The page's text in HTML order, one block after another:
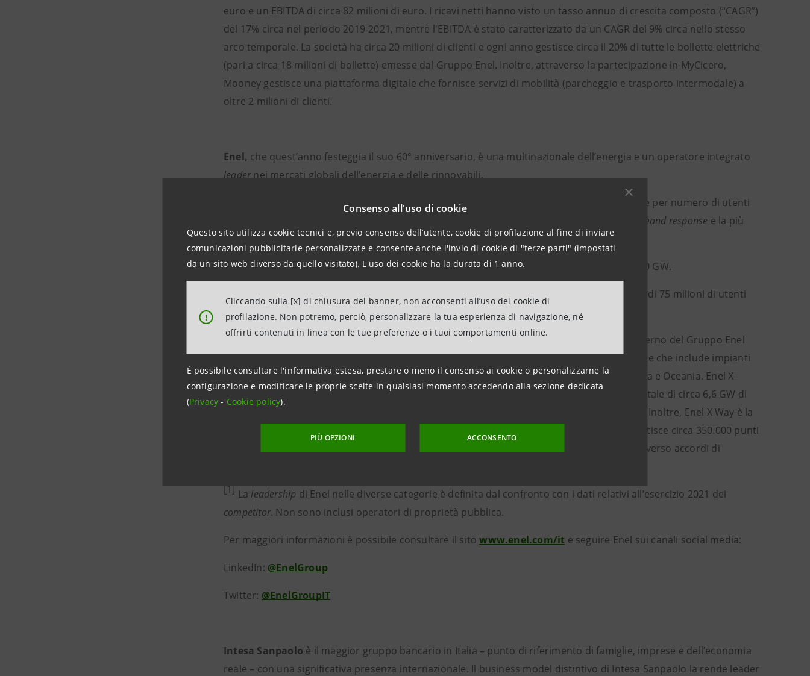
Consenso all'uso di cookie
Questo sito utilizza cookie tecnici e, previo consenso dell’utente, cookie di profilazione al fine di inviare
comunicazioni pubblicitarie personalizzate e consente anche l'invio di cookie di "terze parti" (impostati
da un sito web diverso da quello visitato). L'uso dei cookie ha la durata di 1 anno.
!
Cliccando sulla [x] di chiusura del banner, non acconsenti all’uso dei cookie di
profilazione. Non potremo, perciò, personalizzare la tua esperienza di navigazione, né
offrirti contenuti in linea con le tue preferenze o i tuoi comportamenti online.
È possibile consultare l'informativa estesa, prestare o meno il consenso ai cookie o personalizzarne la
configurazione e modificare le proprie scelte in qualsiasi momento accedendo alla sezione dedicata
(Privacy- Cookie policy).
PIÙ OPZIONI ACCONSENTO
euro e un EBITDA di circa 82 milioni di euro. I ricavi netti hanno visto un tasso annuo di crescita composto (“CAGR”)
del 17% circa nel periodo 2019-2021, mentre l'EBITDA è stato caratterizzato da un CAGR del 9% circa nello stesso
arco temporale. La società ha circa 20 milioni di clienti e ogni anno gestisce circa il 20% di tutte le bollette elettriche
(pari a circa 18 milioni di bollette) emesse dal Gruppo Enel. Inoltre, attraverso la partecipazione in MyCicero,
Mooney gestisce una piattaforma digitale che fornisce servizi di mobilità (parcheggio e trasporto intermodale) a
oltre 2 milioni di clienti.
Enel, che quest’anno festeggia il suo 60° anniversario, è una multinazionale dell’energia e un operatore integrato
leadernei mercati globali dell’energia e delle rinnovabili.
A livello mondiale, è il più grande operatore privato di rinnovabili, il primo operatore di rete per numero di utenti
demand response e la più
grandeutilityeuropea per EBITDA ordinario[1].
Enel è presente in 30 paesi nel mondo e produce energia con una capacità totale di oltre 90 GW.
Enel distribuisce energia elettrica attraverso una rete di oltre 2,2 milioni di chilometri a più di 75 milioni di utenti
finali.
Il Gruppo fornisce energia a circa 70 milioni di case e aziende. Enel Green Power, che all’interno del Gruppo Enel
gestisce le rinnovabili, conta su una capacità totale di oltre 54 GW con unmixdi generazione che include impianti
eolici, solari, geotermici, idroelettrici e di accumulo, in Europa, nelle Americhe, in Africa, Asia e Oceania. Enel X
business line
globale di servizi energetici avanzati di Enel, ha una capacità totale di circa 6,6 GW di
”. Inoltre, Enel X Way è la
e globale del Gruppo interamente dedicata alla mobilità elettrica, che gestisce circa 350.000 punti
di ricarica pubblici e privati per veicoli elettrici in tutto il mondo, sia direttamente che attraverso accordi di
[1] La leadership di Enel nelle diverse categorie è definita dal confronto con i dati relativi all’esercizio 2021 dei
competitor. Non sono inclusi operatori di proprietà pubblica.
Per maggiori informazioni è possibile consultare il sitowww.enel.com/it e seguire Enel sui canali social media:
LinkedIn: @EnelGroup
Twitter: @EnelGroupIT
Intesa Sanpaolo è il maggior gruppo bancario in Italia – punto di riferimento di famiglie, imprese e dell’economia
reale – con una significativa presenza internazionale. Il business model distintivo di Intesa Sanpaolo la rende leader